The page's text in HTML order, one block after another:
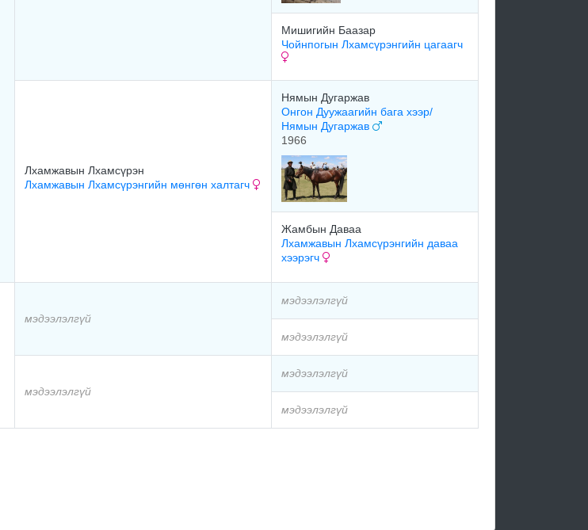
Мишигийн Баазар
Чойнпогын Лхамсүрэнгийн цагаагч
Лхамжавын Лхамсүрэн
Лхамжавын Лхамсүрэнгийн мөнгөн халтагч
Нямын Дугаржав
Онгон Дуужаагийн бага хээр/
Нямын Дугаржав
1966
Жамбын Даваа
Лхамжавын Лхамсүрэнгийн даваа
хээрэгч
мэдээлэлгүй
мэдээлэлгүй
мэдээлэлгүй
мэдээлэлгүй
мэдээлэлгүй
мэдээлэлгүй